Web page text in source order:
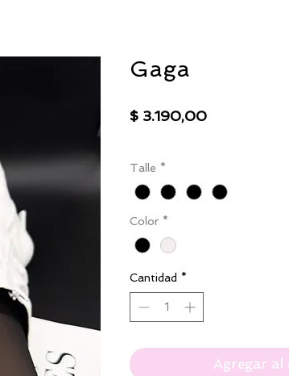
Gaga
$ 3.190,00Precio
Talle *
Color *
Cantidad *
Agregar al